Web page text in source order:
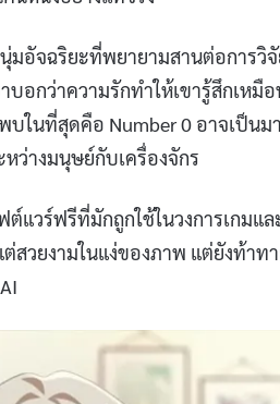
นุ่มอัจฉริยะที่พยายามสานต่อกา
อกว่าความรักทำให้เขารู้สึกเหมื
บในที่สุดคือ Number 0 อาจเป็น
ว่างมนุษย์กับเครื่องจักร
แวร์ฟรีที่มักถูกใช้ในวงการเกมแ
สวยงามในแง่ของภาพ แต่ยังท้าท